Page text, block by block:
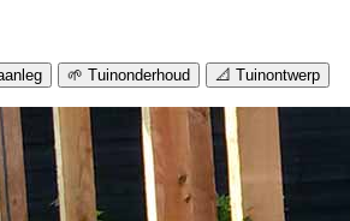
🌱 Tuinonderhoud 📐 Tuinontwerp